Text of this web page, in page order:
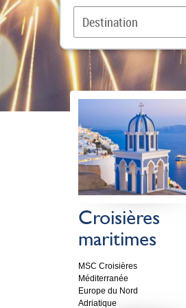
Destination
Croisières
maritimes
MSC Croisières
Méditerranée
Europe du Nord
Adriatique